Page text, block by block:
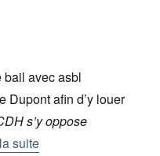
bail avec asbl
Dupont afin d’y louer
s’y oppose
suite